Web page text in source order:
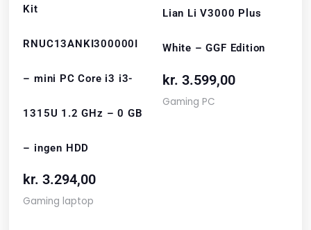
Kit
RNUC13ANKI300000I
– mini PC Core i3 i3-
1315U 1.2 GHz – 0 GB
– ingen HDD
kr. 3.294,00
Gaming laptop
Lian Li V3000 Plus
White – GGF Edition
kr. 3.599,00
Gaming PC